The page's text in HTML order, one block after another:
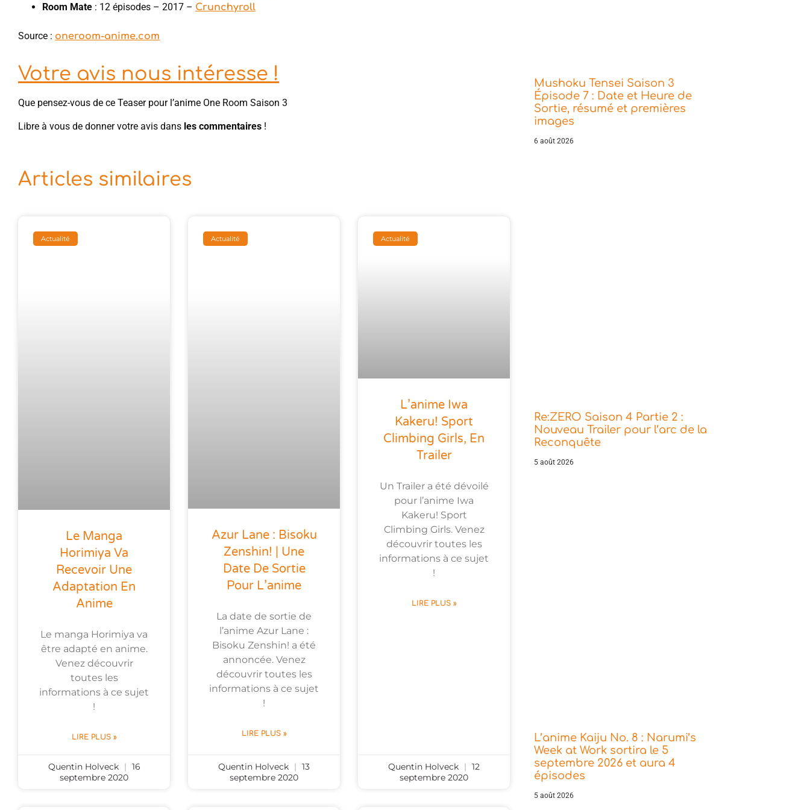
Room Mate : 12 épisodes – 2017 – Crunchyroll
Source : oneroom-anime.com
Votre avis nous intéresse !
Que pensez-vous de ce Teaser pour l’anime One Room Saison 3
Libre à vous de donner votre avis dans les commentaires !
Articles similaires
Actualité
Le Manga
Horimiya Va
Recevoir Une
Adaptation En
Anime
Le manga Horimiya va
être adapté en anime.
Venez découvrir
toutes les
informations à ce sujet
!
LIRE PLUS »
Quentin Holveck
16
septembre 2020
Actualité
Azur Lane : Bisoku
Zenshin! | Une
Date De Sortie
Pour L’anime
La date de sortie de
l’anime Azur Lane :
Bisoku Zenshin! a été
annoncée. Venez
découvrir toutes les
informations à ce sujet
!
LIRE PLUS »
Quentin Holveck
13
septembre 2020
Actualité
L’anime Iwa
Kakeru! Sport
Climbing Girls, En
Trailer
Un Trailer a été dévoilé
pour l’anime Iwa
Kakeru! Sport
Climbing Girls. Venez
découvrir toutes les
informations à ce sujet
!
LIRE PLUS »
Quentin Holveck
12
septembre 2020
Mushoku Tensei Saison 3
Épisode 7 : Date et Heure de
Sortie, résumé et premières
images
6 août 2026
Re:ZERO Saison 4 Partie 2 :
Nouveau Trailer pour l’arc de la
Reconquête
5 août 2026
L’anime Kaiju No. 8 : Narumi’s
Week at Work sortira le 5
septembre 2026 et aura 4
épisodes
5 août 2026